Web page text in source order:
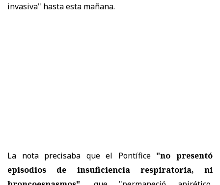
invasiva" hasta esta mañana.
La nota precisaba que el Pontífice "no presentó
episodios de insuficiencia respiratoria, ni